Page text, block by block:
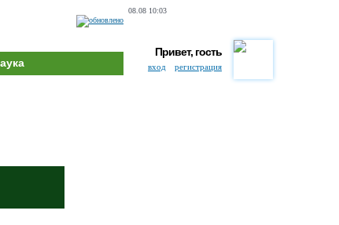
08.08 10:03
Привет, гость
вход регистрация